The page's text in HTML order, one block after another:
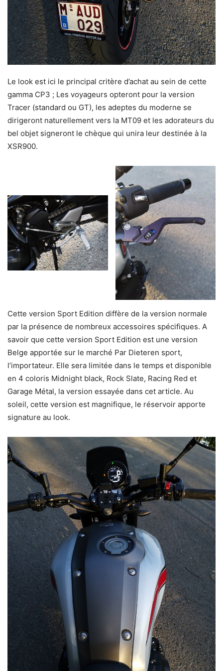
Le look est ici le principal critère d’achat au sein de cette
gamma CP3 ; Les voyageurs opteront pour la version
Tracer (standard ou GT), les adeptes du moderne se
dirigeront naturellement vers la MT09 et les adorateurs du
bel objet signeront le chèque qui unira leur destinée à la
XSR900.
Cette version Sport Edition diffère de la version normale
par la présence de nombreux accessoires spécifiques. A
savoir que cette version Sport Edition est une version
Belge apportée sur le marché Par Dieteren sport,
l’importateur. Elle sera limitée dans le temps et disponible
en 4 coloris Midnight black, Rock Slate, Racing Red et
Garage Métal, la version essayée dans cet article. Au
soleil, cette version est magnifique, le réservoir apporte
signature au look.